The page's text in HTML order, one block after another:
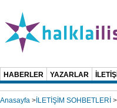
HABERLER YAZARLAR
Anasayfa > İLETİŞİM SOHBETLERİ >